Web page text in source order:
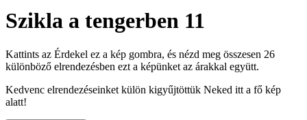
Szikla a tengerben 11
Kattints az Érdekel ez a kép gombra, és nézd meg összesen 26
különböző elrendezésben ezt a képünket az árakkal együtt.
Kedvenc elrendezéseinket külön kigyűjtöttük Neked itt a fő kép
alatt!